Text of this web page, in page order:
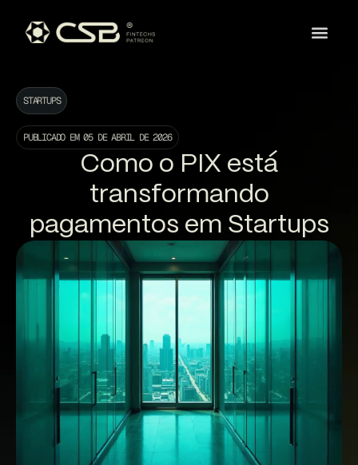
STARTUPS
PUBLICADO EM 05 DE ABRIL DE 2026
Como o PIX está
transformando
pagamentos em Startups